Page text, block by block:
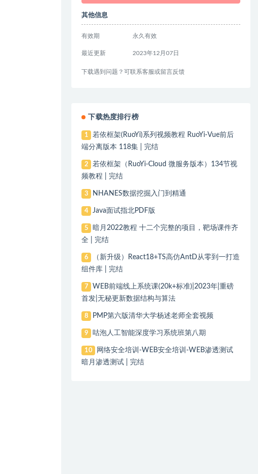
其他信息
有效期 永久有效
最近更新 2023年12月07日
下载遇到问题？可联系客服或留言反馈
下载热度排行榜
1
若依框架(RuoYi)系列视频教程 RuoYi-Vue前后
端分离版本 118集 | 完结
2
若依框架（RuoYi-Cloud 微服务版本）134节视
频教程 | 完结
3 NHANES数据挖掘入门到精通
4 Java面试指北PDF版
5
暗月2022教程 十二个完整的项目，靶场课件齐
全 | 完结
6
（新升级）React18+TS高仿AntD从零到一打造
组件库 | 完结
7
WEB前端线上系统课(20k+标准)|2023年|重磅
首发|无秘更新数据结构与算法
8 PMP第六版清华大学杨述老师全套视频
9 咕泡人工智能深度学习系统班第八期
10
网络安全培训-WEB安全培训-WEB渗透测试
暗月渗透测试 | 完结